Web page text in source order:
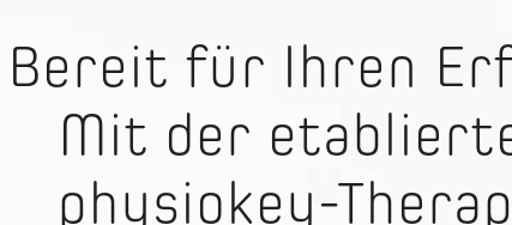
Bereit für Ihren
Mit der
physiokey-